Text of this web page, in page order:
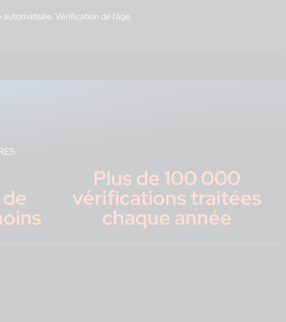
Vérification de l’âge
Plus de 100 000
vérifications traitées
chaque année